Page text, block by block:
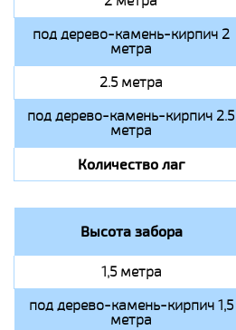
под дерево-камень-кирпич 2
метра
2.5 метра
под дерево-камень-кирпич 2.5
метра
Количество лаг
Высота забора
1,5 метра
под дерево-камень-кирпич 1,5
метра